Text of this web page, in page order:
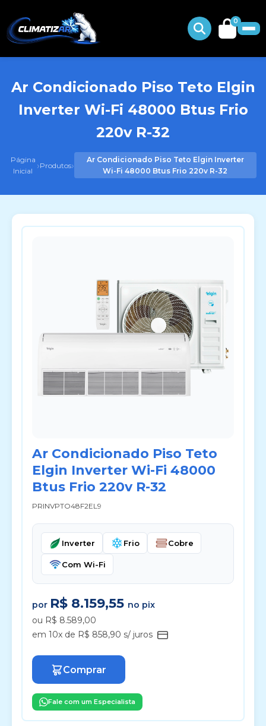
0
Ar Condicionado Piso Teto Elgin
Inverter Wi-Fi 48000 Btus Frio
220v R-32
Página
Inicial ›Produtos›
Ar Condicionado Piso Teto Elgin Inverter
Wi-Fi 48000 Btus Frio 220v R-32
Ar Condicionado Piso Teto
Elgin Inverter Wi-Fi 48000
Btus Frio 220v R-32
PRINVPTO48F2EL9
Inverter Frio Cobre
Com Wi-Fi
por R$ 8.159,55 no pix
ou R$ 8.589,00
em 10x de R$ 858,90 s/ juros
Comprar
Fale com um Especialista